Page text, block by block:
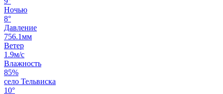
Ночью
8°
Давление
756.1мм
Ветер
1.9м/с
Влажность
85%
село Тельвиска
10°